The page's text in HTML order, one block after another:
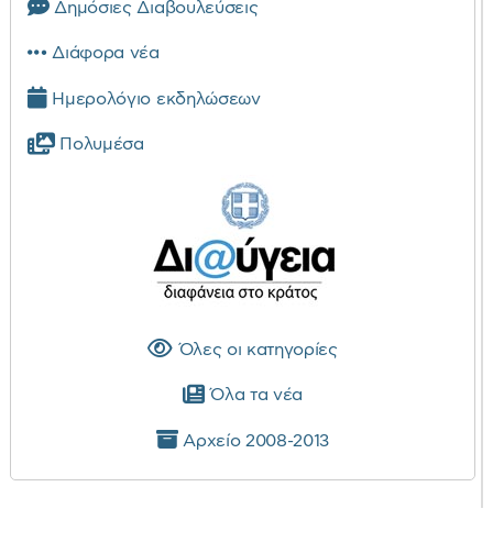
Δημόσιες Διαβουλεύσεις
Διάφορα νέα
Ημερολόγιο εκδηλώσεων
Πολυμέσα
Όλες οι κατηγορίες
Όλα τα νέα
Αρχείο 2008-2013